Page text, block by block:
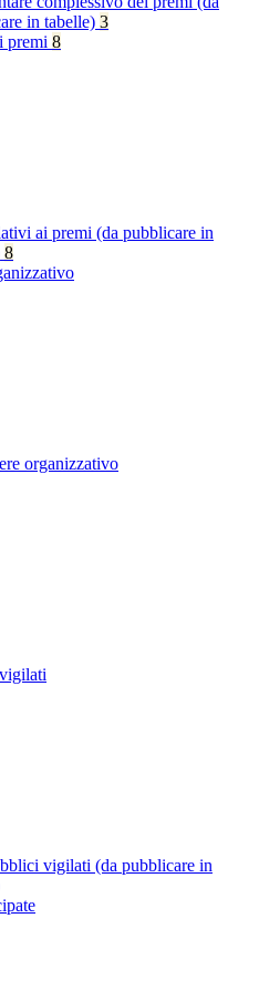
in tabelle) 3
premi 8
ai premi (da pubblicare in
8
organizzativo
vigilati (da pubblicare in